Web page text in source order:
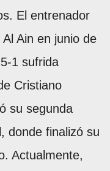
El entrenador
Ain en junio de
1 sufrida
Cristiano
su segunda
donde finalizó su
Actualmente,